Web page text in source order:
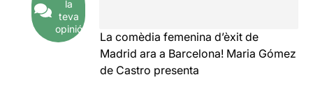
la
teva
opinió
La comèdia femenina d’èxit de
Madrid ara a Barcelona! Maria Gómez
de Castro presenta